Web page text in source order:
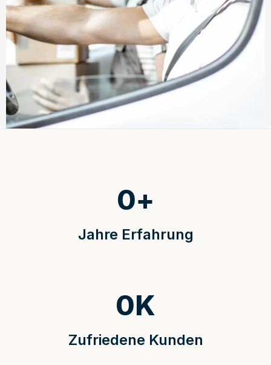
Jahre Erfahrung
0+
Zufriedene Kunden
0K